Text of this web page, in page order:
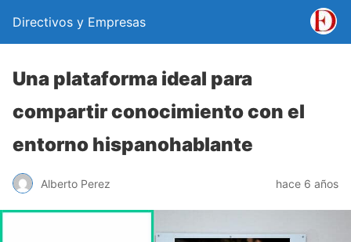
Directivos y Empresas
Una plataforma ideal para
compartir conocimiento con el
entorno hispanohablante
Alberto Perez hace 6 años